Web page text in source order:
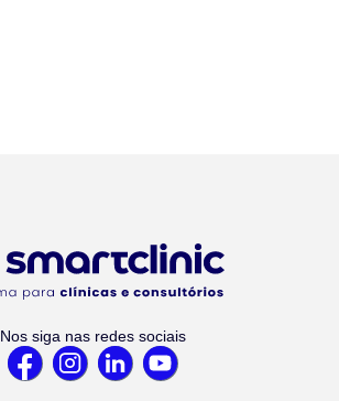
Nos siga nas redes sociais